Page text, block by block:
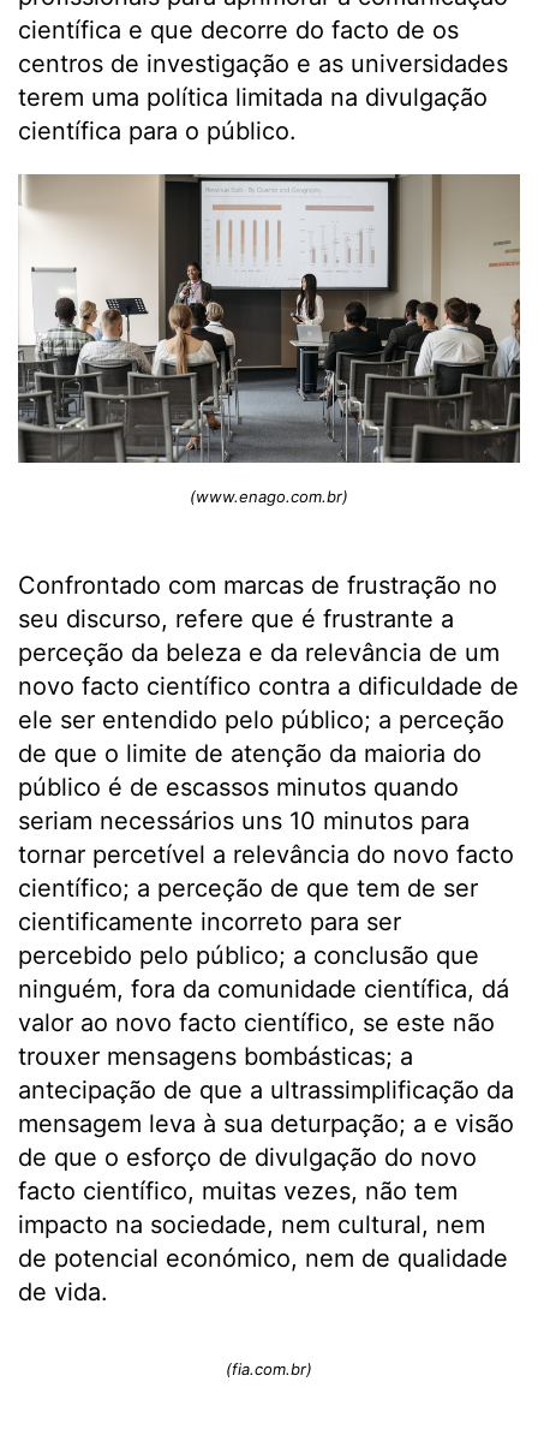
científica e que decorre do facto de os
centros de investigação e as universidades
terem uma política limitada na divulgação
científica para o público.
(www.enago.com.br)
Confrontado com marcas de frustração no
seu discurso, refere que é frustrante a
perceção da beleza e da relevância de um
novo facto científico contra a dificuldade de
ele ser entendido pelo público; a perceção
de que o limite de atenção da maioria do
público é de escassos minutos quando
seriam necessários uns 10 minutos para
tornar percetível a relevância do novo facto
científico; a perceção de que tem de ser
cientificamente incorreto para ser
percebido pelo público; a conclusão que
ninguém, fora da comunidade científica, dá
valor ao novo facto científico, se este não
trouxer mensagens bombásticas; a
antecipação de que a ultrassimplificação da
mensagem leva à sua deturpação; a e visão
de que o esforço de divulgação do novo
facto científico, muitas vezes, não tem
impacto na sociedade, nem cultural, nem
de potencial económico, nem de qualidade
de vida.
(fia.com.br)